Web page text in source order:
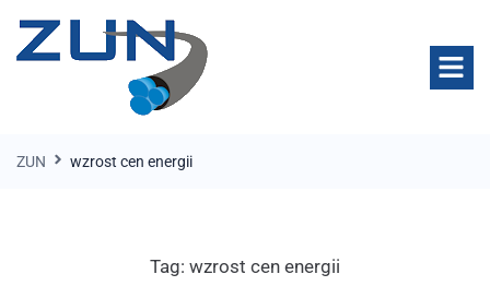
ZUN wzrost cen energii
Tag: wzrost cen energii